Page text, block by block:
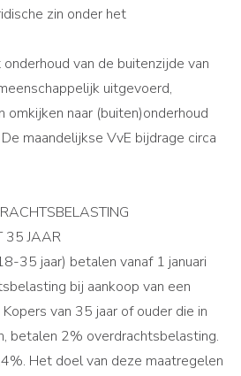
zin onder het
van de buitenzijde van
uitgevoerd,
omkijken naar (buiten)onderhoud
maandelijkse VvE bijdrage circa
35 JAAR
35 jaar) betalen vanaf 1 januari
bij aankoop van een
van 35 jaar of ouder die in
betalen 2% overdrachtsbelasting.
Het doel van deze maatregelen